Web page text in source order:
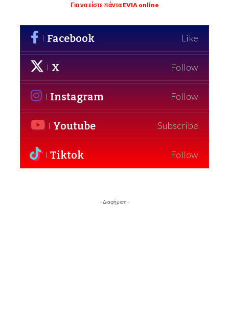
Για να είστε πάντα EVIA online
Facebook Like
X Follow
Instagram Follow
Youtube Subscribe
Tiktok Follow
- Διαφήμιση -